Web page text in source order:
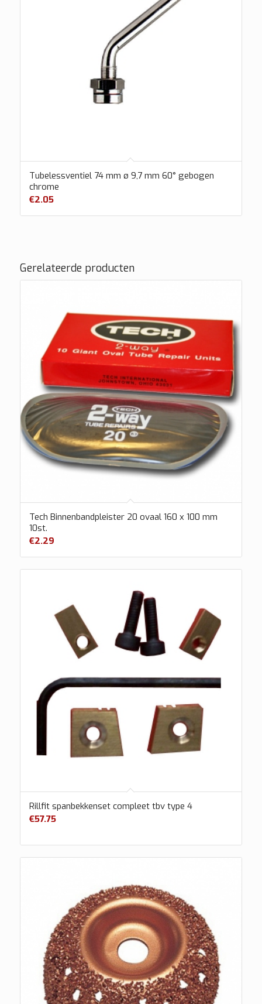
Tubelessventiel 74 mm ø 9,7 mm 60° gebogen
chrome
€2.05
Gerelateerde producten
Tech Binnenbandpleister 20 ovaal 160 x 100 mm
10st.
€2.29
Rillfit spanbekkenset compleet tbv type 4
€57.75